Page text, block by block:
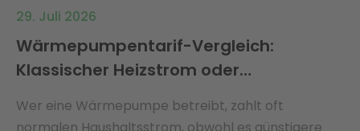
29. Juli 2026
Wärmepumpentarif-Vergleich:
Klassischer Heizstrom oder
Wer eine Wärmepumpe betreibt, zahlt oft